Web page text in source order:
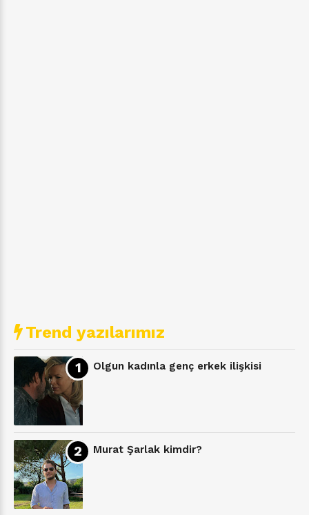
Trend yazılarımız
Olgun kadınla genç erkek ilişkisi
Murat Şarlak kimdir?